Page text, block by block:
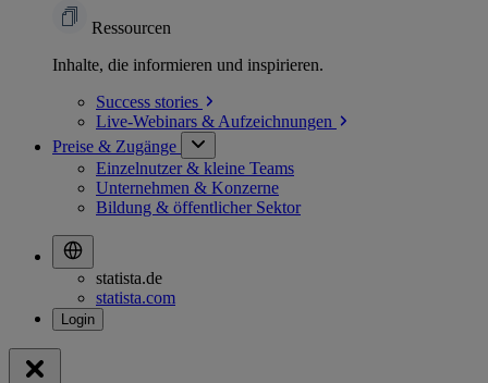
Ressourcen
Inhalte, die informieren und inspirieren.
Success stories
Live-Webinars & Aufzeichnungen
Preise & Zugänge
Einzelnutzer & kleine Teams
Unternehmen & Konzerne
Bildung & öffentlicher Sektor
statista.de
statista.com